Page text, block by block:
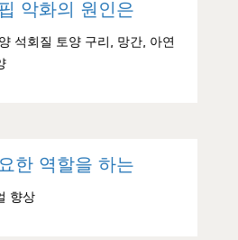
악화의 원인은
석회질 토양 구리, 망간, 아연
한 역할을 하는
향상